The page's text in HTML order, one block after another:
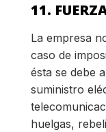
11.
La empresa
caso de
ésta se debe
suministro
huelgas,